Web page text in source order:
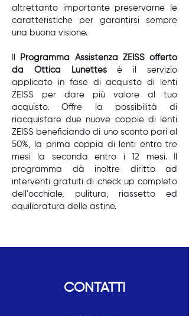
altrettanto importante preservarne le
caratteristiche per garantirsi sempre
una buona visione.
Programma Assistenza ZEISS offerto
da Ottica Lunettesè il servizio
applicato in fase di acquisto di lenti
ZEISS per dare più valore al tuo
acquisto. Offre la possibilità di
riacquistare due nuove coppie di lenti
ZEISS beneficiando di uno sconto pari al
50%, la prima coppia di lenti entro tre
mesi la seconda entro i 12 mesi. Il
programma dà inoltre diritto ad
interventi gratuiti di check up completo
dell’occhiale, pulitura, riassetto ed
equilibratura delle astine.
CONTATTI